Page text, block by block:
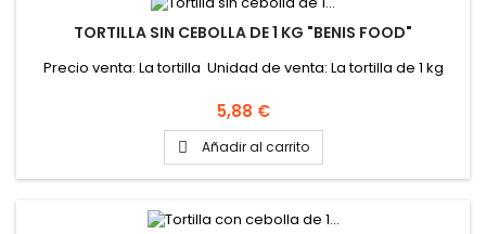
TORTILLA SIN CEBOLLA DE 1 KG "BENIS FOOD"
Precio venta: La tortilla Unidad de venta: La tortilla de 1 kg
Precio
5,88 €
 Añadir al carrito